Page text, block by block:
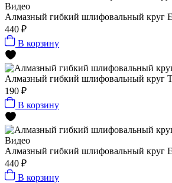
Видео
Алмазный гибкий шлифовальный круг
440 ₽
В корзину
Алмазный гибкий шлифовальный круг
190 ₽
В корзину
Видео
Алмазный гибкий шлифовальный круг
440 ₽
В корзину